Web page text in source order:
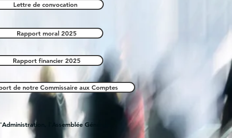
Lettre de convocation
Rapport moral 2025
Rapport financier 2025
de notre Commissaire aux Comptes
l'Assemblée Générale